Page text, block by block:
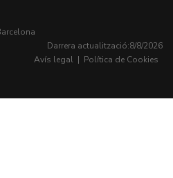
Darrera actualització:8/8/2026
Avís legal | Política de Cookies